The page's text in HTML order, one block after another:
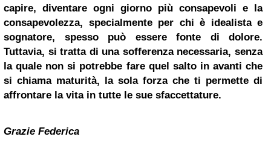
capire, diventare ogni giorno più consapevoli e la
consapevolezza, specialmente per chi è idealista e
sognatore, spesso può essere fonte di dolore.
Tuttavia, si tratta di una sofferenza necessaria, senza
la quale non si potrebbe fare quel salto in avanti che
si chiama maturità, la sola forza che ti permette di
affrontare la vita in tutte le sue sfaccettature.
Grazie Federica